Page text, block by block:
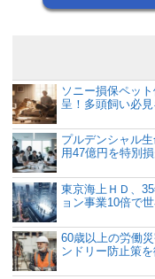
ソニー損保ペッ
呈！多頭飼い必
プルデンシャル
用47億円を特別
東京海上ＨＤ、
ョン事業10倍で
60歳以上の労働
ンドリー防止策